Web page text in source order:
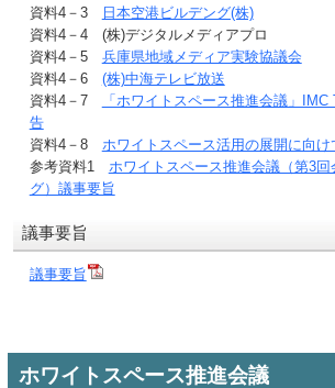
資料4－3
日本空港ビルデング(株)
資料4－4 (株)デジタルメディアプロ
資料4－5 兵庫県地域メディア実験協議会
資料4－6 (株)中海テレビ放送
資料4－7
「ホワイトスペース推進会議」IMC
告
資料4－8 ホワイトスペース活用の展開に向け
参考資料1 ホワイトスペース推進会議（第3
グ）議事要旨
議事要旨
議事要旨
ホワイトスペース推進会議